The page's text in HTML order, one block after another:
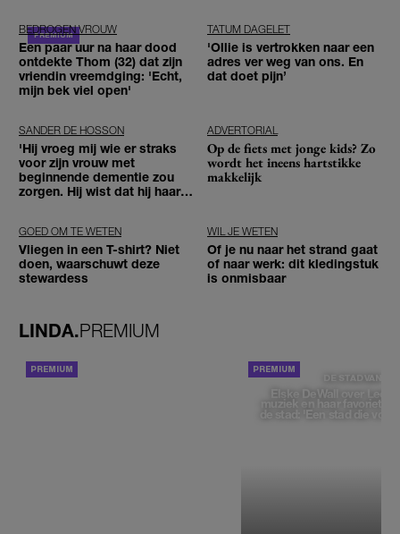
BEDROGEN VROUW
Een paar uur na haar dood
ontdekte Thom (32) dat zijn
vriendin vreemdging: 'Echt,
mijn bek viel open'
TATUM DAGELET
'Ollie is vertrokken naar een
adres ver weg van ons. En
dat doet pijn’
SANDER DE HOSSON
'Hij vroeg mij wie er straks
voor zijn vrouw met
beginnende dementie zou
zorgen. Hij wist dat hij haar
ADVERTORIAL
Op de fiets met jonge kids? Zo
wordt het ineens hartstikke
makkelijk
GOED OM TE WETEN
Vliegen in een T-shirt? Niet
doen, waarschuwt deze
stewardess
WIL JE WETEN
Of je nu naar het strand gaat
of naar werk: dit kledingstuk
is onmisbaar
LINDA.PREMIUM
DE STAD VAN
Elske DeWall over
muziek en haar favoriete
de stad: 'Een stad die